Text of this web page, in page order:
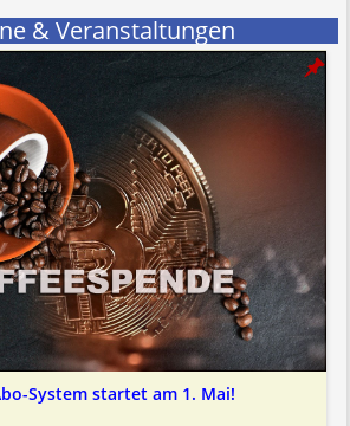
Zusammenhang auch unsereAGB.
& Veranstaltungen
System startet am 1. Mai!